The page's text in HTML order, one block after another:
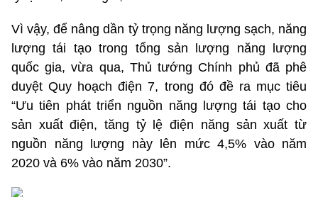
Vì vậy, để nâng dần tỷ trọng năng lượng sạch, năng
lượng tái tạo trong tổng sản lượng năng lượng
quốc gia, vừa qua, Thủ tướng Chính phủ đã phê
duyệt Quy hoạch điện 7, trong đó đề ra mục tiêu
“Ưu tiên phát triển nguồn năng lượng tái tạo cho
sản xuất điện, tăng tỷ lệ điện năng sản xuất từ
nguồn năng lượng này lên mức 4,5% vào năm
2020 và 6% vào năm 2030”.